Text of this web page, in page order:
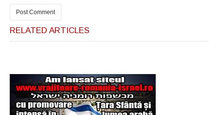
RELATED ARTICLES